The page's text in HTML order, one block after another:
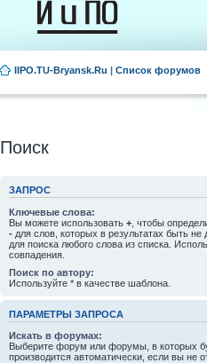
IIPO.TU-Bryansk.Ru | Список форумов
Поиск
ЗАПРОС
Ключевые слова:
Вы можете использовать + , чтобы
- для слов, которых в результатах быть
для поиска любого слова из списка.
совпадения.
Поиск по автору:
Используйте * в качестве шаблона.
ПАРАМЕТРЫ ЗАПРОСА
Искать в форумах:
Выберите форум или форумы, в которых
производится автоматически, если вы не